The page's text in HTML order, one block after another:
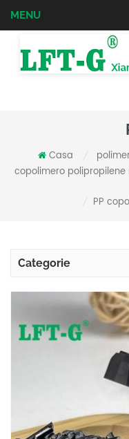
MENU
Casa
copolimero
PP
Categorie